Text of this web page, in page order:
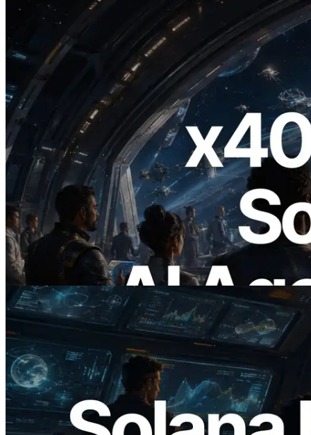
2026.07.04
ERPC lança Solana RPC com suporte a
x402 — A era em que agentes de IA
pagam sob demanda pelas APIs de que
precisam
Ler este artigo